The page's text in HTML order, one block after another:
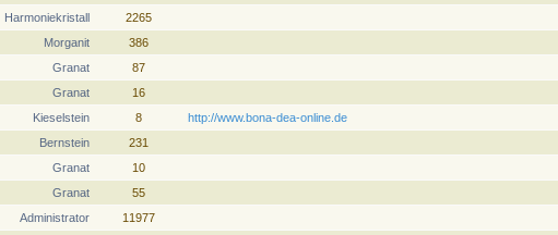
Harmoniekristall
2265
Morganit
386
Granat
87
Granat
16
Kieselstein
8 http://www.bona-dea-online.de
Bernstein
231
Granat
10
Granat
55
Administrator
11977